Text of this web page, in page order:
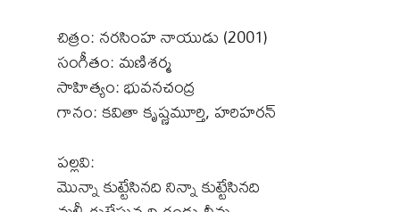
చిత్రం: నరసింహ నాయుడు (2001)
సంగీతం: మణిశర్మ
సాహిత్యం: భువనచంద్ర
గానం: కవితా కృష్ణమూర్తి, హరిహరన్
పల్లవి:
మొన్నా కుట్టేసినది నిన్నా కుట్టేసినది